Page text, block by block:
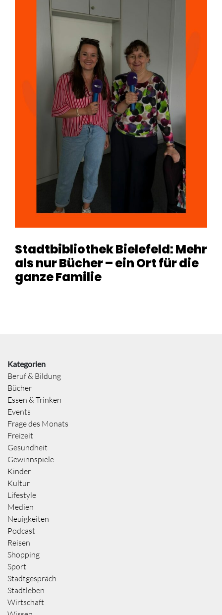
Stadtbibliothek Bielefeld: Mehr
als nur Bücher – ein Ort für die
ganze Familie
Kategorien
Beruf & Bildung
Bücher
Essen & Trinken
Events
Frage des Monats
Freizeit
Gesundheit
Gewinnspiele
Kinder
Kultur
Lifestyle
Medien
Neuigkeiten
Podcast
Reisen
Shopping
Sport
Stadtgespräch
Stadtleben
Wirtschaft